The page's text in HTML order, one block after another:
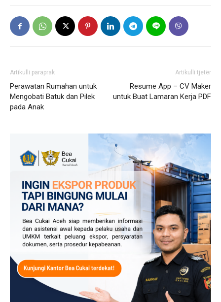
Artikulli paraprak
Perawatan Rumahan untuk
Mengobati Batuk dan Pilek
pada Anak
Artikulli tjetër
Resume App – CV Maker
untuk Buat Lamaran Kerja PDF